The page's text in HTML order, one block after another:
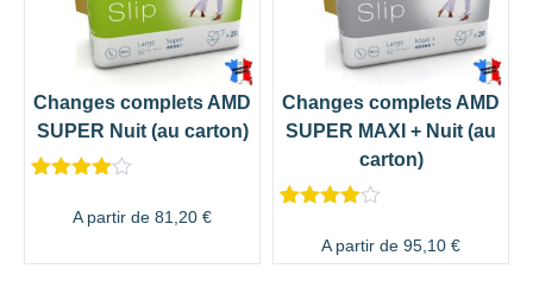
Changes complets AMD
SUPER Nuit (au carton)
sur 5
basé sur
client
A partir de 81,20 €
Changes complets AMD
SUPER MAXI + Nuit (au
carton)
sur 5
basé
A partir de 95,10 €